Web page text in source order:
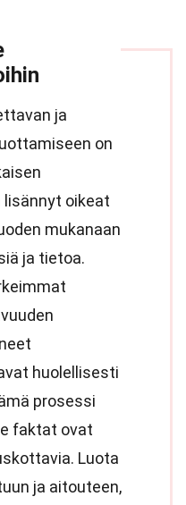
ja
on
oikeat
mukanaan
ja tietoa.
huolellisesti
prosessi
faktat ovat
Luota
ja aitouteen,